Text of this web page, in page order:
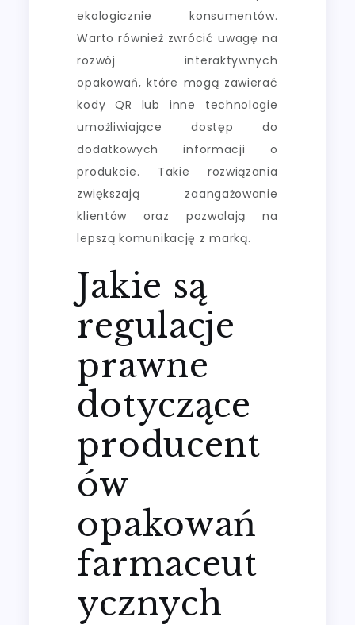
ekologicznie konsumentów.
Warto również zwrócić uwagę na
rozwój interaktywnych
opakowań, które mogą zawierać
kody QR lub inne technologie
umożliwiające dostęp do
dodatkowych informacji o
produkcie. Takie rozwiązania
zwiększają zaangażowanie
klientów oraz pozwalają na
lepszą komunikację z marką.
Jakie są
regulacje
prawne
dotyczące
producent
ów
opakowań
farmaceut
ycznych